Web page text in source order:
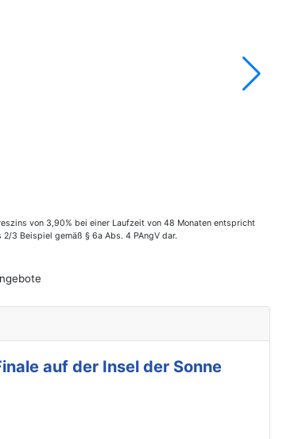
von 3,90% bei einer Laufzeit von 48 Monaten entspricht
3 Beispiel gemäß § 6a Abs. 4 PAngV dar.
auf der Insel der Sonne